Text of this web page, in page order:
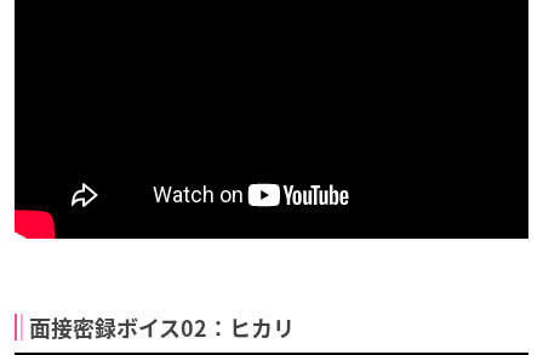
面接密録ボイス02：ヒカリ